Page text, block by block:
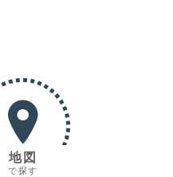
地図
で探す